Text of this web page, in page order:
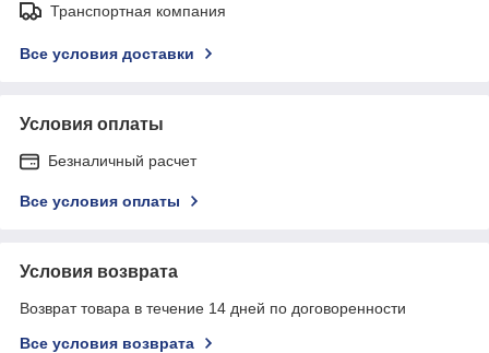
Транспортная компания
Все условия доставки
Условия оплаты
Безналичный расчет
Все условия оплаты
Условия возврата
Возврат товара в течение 14 дней по договоренности
Все условия возврата